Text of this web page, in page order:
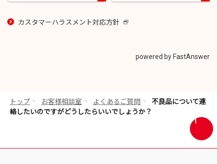
カスタマーハラスメント対応方針 新
で
開
す
powered by FastAnswer
トップ お客様相談室 よくあるご質問
不良品について連
絡したいのですがどうしたらいいでしょうか？
画
面